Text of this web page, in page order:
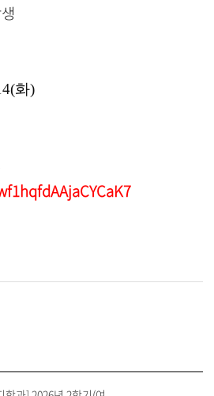
화)